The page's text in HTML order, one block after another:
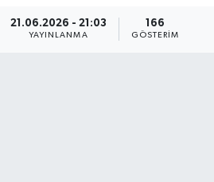
21.06.2026 - 21:03
YAYINLANMA
166
GÖSTERIM
Magazin
Haber Arşivi